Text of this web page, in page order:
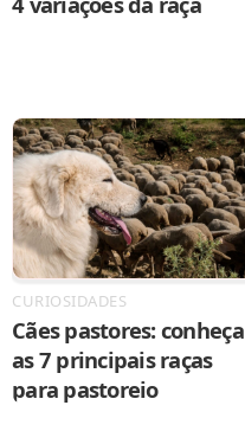
CURIOSIDADES
Cães pastores: conheça
as 7 principais raças
para pastoreio